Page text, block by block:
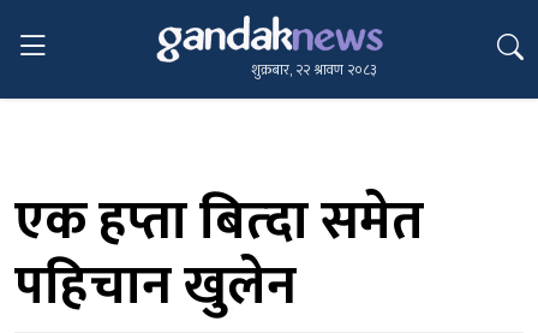
शुक्रबार, २२ श्रावण २०८३
एक हप्ता बित्दा समेत
पहिचान खुलेन